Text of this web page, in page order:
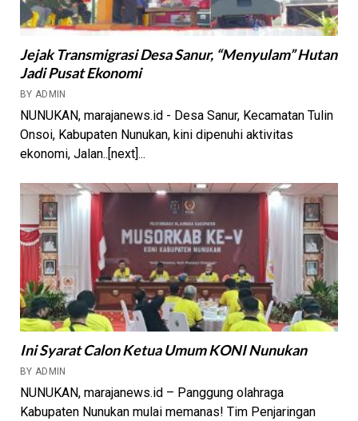
Jejak Transmigrasi Desa Sanur, “Menyulam” Hutan
Jadi Pusat Ekonomi
BY ADMIN
NUNUKAN, marajanews.id - Desa Sanur, Kecamatan Tulin
Onsoi, Kabupaten Nunukan, kini dipenuhi aktivitas
ekonomi, Jalan..[next]...
Ini Syarat Calon Ketua Umum KONI Nunukan
BY ADMIN
NUNUKAN, marajanews.id – Panggung olahraga
Kabupaten Nunukan mulai memanas! Tim Penjaringan